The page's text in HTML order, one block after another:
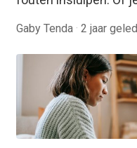
Gaby Tenda · 2 jaar